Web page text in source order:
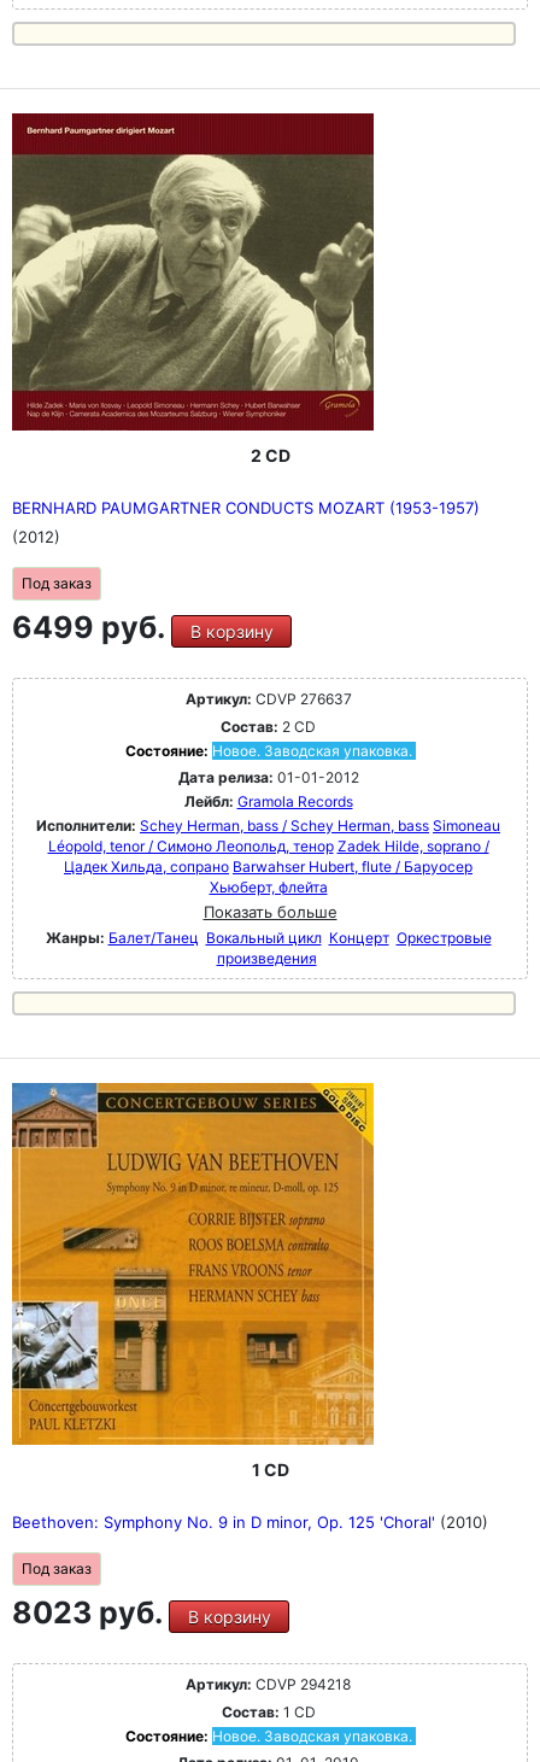
2 CD
BERNHARD PAUMGARTNER CONDUCTS MOZART (1953-1957)
(2012)
Под заказ
6499 руб. В корзину
Артикул: CDVP 276637
Состав: 2 CD
Состояние: Новое. Заводская упаковка.
Дата релиза: 01-01-2012
Лейбл: Gramola Records
Исполнители: Schey Herman, bass / Schey Herman, bass Simoneau
Léopold, tenor / Симоно Леопольд, тенор Zadek Hilde, soprano /
Цадек Хильда, сопрано Barwahser Hubert, flute / Баруосер
Хьюберт, флейта
Показать больше
Жанры: Балет/Танец Вокальный цикл Концерт Оркестровые
произведения
1 CD
Beethoven: Symphony No. 9 in D minor, Op. 125 'Choral' (2010)
Под заказ
8023 руб. В корзину
Артикул: CDVP 294218
Состав: 1 CD
Состояние: Новое. Заводская упаковка.